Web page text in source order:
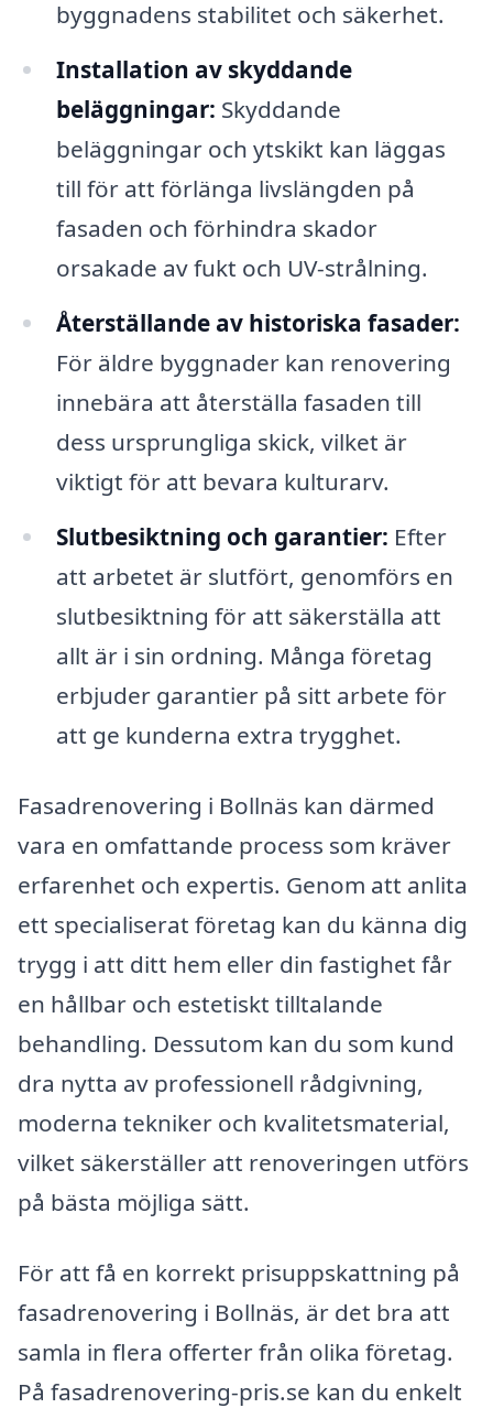
byggnadens stabilitet och säkerhet.
Installation av skyddande
beläggningar: Skyddande
beläggningar och ytskikt kan läggas
till för att förlänga livslängden på
fasaden och förhindra skador
orsakade av fukt och UV-strålning.
Återställande av historiska fasader:
För äldre byggnader kan renovering
innebära att återställa fasaden till
dess ursprungliga skick, vilket är
viktigt för att bevara kulturarv.
Slutbesiktning och garantier: Efter
att arbetet är slutfört, genomförs en
slutbesiktning för att säkerställa att
allt är i sin ordning. Många företag
erbjuder garantier på sitt arbete för
att ge kunderna extra trygghet.
Fasadrenovering i Bollnäs kan därmed
vara en omfattande process som kräver
erfarenhet och expertis. Genom att anlita
ett specialiserat företag kan du känna dig
trygg i att ditt hem eller din fastighet får
en hållbar och estetiskt tilltalande
behandling. Dessutom kan du som kund
dra nytta av professionell rådgivning,
moderna tekniker och kvalitetsmaterial,
vilket säkerställer att renoveringen utförs
på bästa möjliga sätt.
För att få en korrekt prisuppskattning på
fasadrenovering i Bollnäs, är det bra att
samla in flera offerter från olika företag.
På fasadrenovering-pris.se kan du enkelt